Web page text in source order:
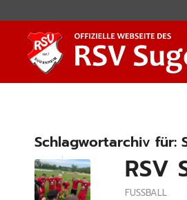
Schlagwortarchiv für:
RSV
FUSSBALL